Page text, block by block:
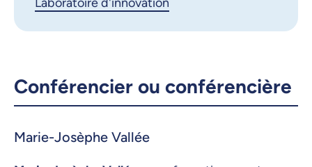
Copier le lien
Conférencier ou conférencière
Marie-Josèphe Vallée